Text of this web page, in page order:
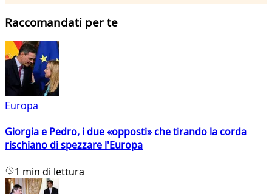
Raccomandati per te
Europa
Giorgia e Pedro, i due «opposti» che tirando la corda
rischiano di spezzare l'Europa
1 min di lettura